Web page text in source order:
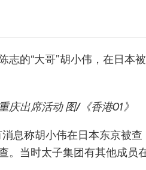
志的“大哥”胡小伟，在日本被
庆出席活动 图/《香港01》
消息称胡小伟在日本东京被
。当时太子集团有其他成员